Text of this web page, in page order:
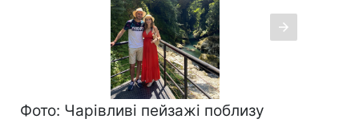
Фото: Чарівливі пейзажі поблизу